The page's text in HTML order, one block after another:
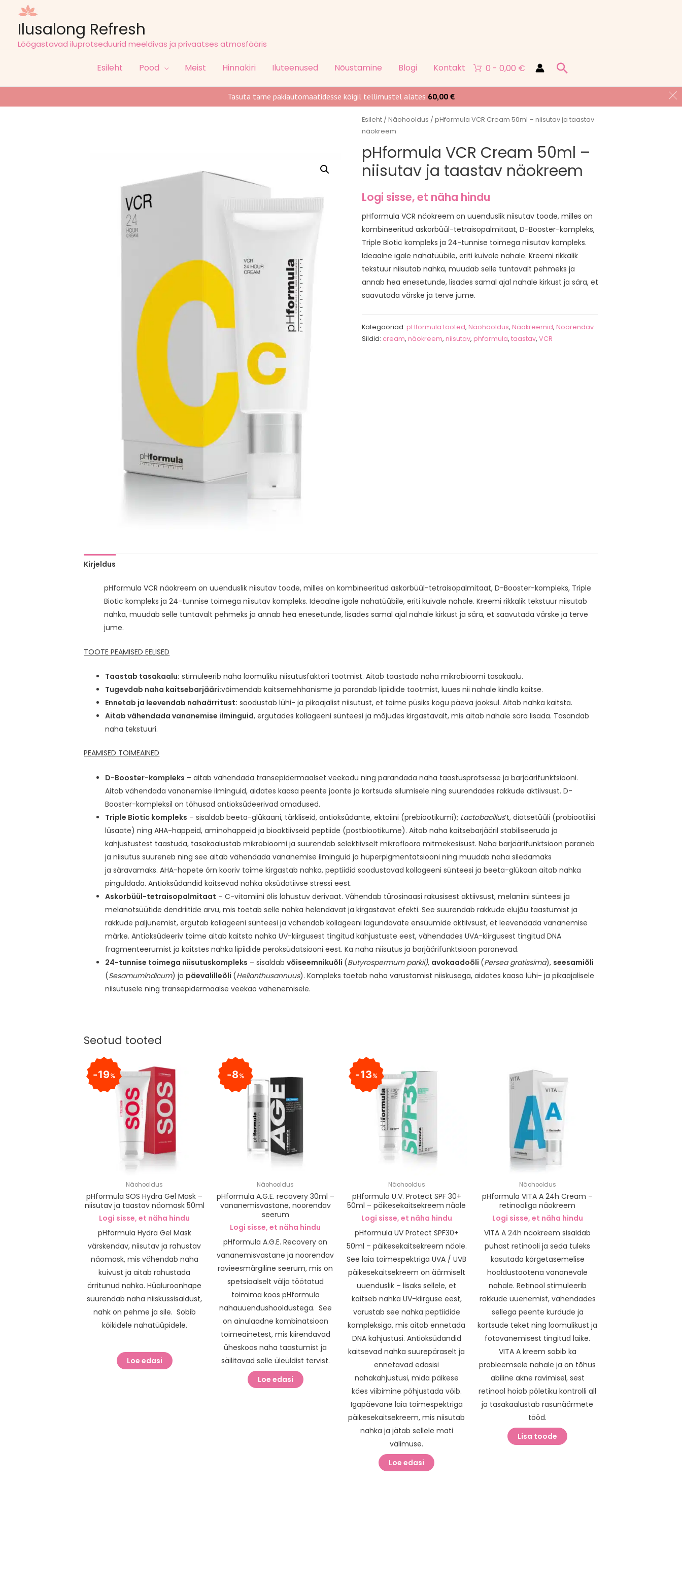
Tasuta tarne pakiautomaatidesse kõigil tellimustel alates 60,00 €
Ilusalong Refresh
Lõõgastavad iluprotseduurid meeldivas ja privaatses atmosfääris
Esileht Pood Meist Hinnakiri Iluteenused Nõustamine Blogi Kontakt 0 - 0,00 € Search
Esileht/ Näohooldus / pHformula VCR Cream 50ml – niisutav ja taastav
näokreem
pHformula VCR Cream 50ml –
niisutav ja taastav näokreem
Logi sisse, et näha hindu
pHformula VCR näokreem on uuenduslik niisutav toode, milles on
kombineeritud askorbüül-tetraisopalmitaat, D-Booster-kompleks,
Triple Biotic kompleks ja 24-tunnise toimega niisutav kompleks.
Ideaalne igale nahatüübile, eriti kuivale nahale. Kreemi rikkalik
tekstuur niisutab nahka, muudab selle tuntavalt pehmeks ja
annab hea enesetunde, lisades samal ajal nahale kirkust ja sära, et
saavutada värske ja terve jume.
Kategooriad: pHformula tooted, Näohooldus, Näokreemid, Noorendav
Sildid: cream, näokreem, niisutav, phformula, taastav, VCR
Kirjeldus
pHformula VCR näokreem on uuenduslik niisutav toode, milles on kombineeritud askorbüül-tetraisopalmitaat, D-Booster-kompleks, Triple
Biotic kompleks ja 24-tunnise toimega niisutav kompleks. Ideaalne igale nahatüübile, eriti kuivale nahale. Kreemi rikkalik tekstuur niisutab
nahka, muudab selle tuntavalt pehmeks ja annab hea enesetunde, lisades samal ajal nahale kirkust ja sära, et saavutada värske ja terve
jume.
TOOTE PEAMISED EELISED
Taastab tasakaalu: stimuleerib naha loomuliku niisutusfaktori tootmist. Aitab taastada naha mikrobioomi tasakaalu.
Tugevdab naha kaitsebarjääri:võimendab kaitsemehhanisme ja parandab lipiidide tootmist, luues nii nahale kindla kaitse.
Ennetab ja leevendab nahaärritust: soodustab lühi- ja pikaajalist niisutust, et toime püsiks kogu päeva jooksul. Aitab nahka kaitsta.
Aitab vähendada vananemise ilminguid, ergutades kollageeni sünteesi ja mõjudes kirgastavalt, mis aitab nahale sära lisada. Tasandab
naha tekstuuri.
PEAMISED TOIMEAINED
D-Booster-kompleks – aitab vähendada transepidermaalset veekadu ning parandada naha taastusprotsesse ja barjäärifunktsiooni.
Aitab vähendada vananemise ilminguid, aidates kaasa peente joonte ja kortsude silumisele ning suurendades rakkude aktiivsust. D-
Booster-kompleksil on tõhusad antioksüdeerivad omadused.
Triple Biotic kompleks – sisaldab beeta-glükaani, tärkliseid, antioksüdante, ektoiini (prebiootikumi); Lactobacillus’t, diatsetüüli (probiootilisi
lüsaate) ning AHA-happeid, aminohappeid ja bioaktiivseid peptiide (postbiootikume). Aitab naha kaitsebarjääril stabiliseeruda ja
kahjustustest taastuda, tasakaalustab mikrobioomi ja suurendab selektiivselt mikrofloora mitmekesisust. Naha barjäärifunktsioon paraneb
ja niisutus suureneb ning see aitab vähendada vananemise ilminguid ja hüperpigmentatsiooni ning muudab naha siledamaks
ja säravamaks. AHA-hapete õrn kooriv toime kirgastab nahka, peptiidid soodustavad kollageeni sünteesi ja beeta-glükaan aitab nahka
pinguldada. Antioksüdandid kaitsevad nahka oksüdatiivse stressi eest.
Askorbüül-tetraisopalmitaat – C-vitamiini õlis lahustuv derivaat. Vähendab türosinaasi rakusisest aktiivsust, melaniini sünteesi ja
melanotsüütide dendriitide arvu, mis toetab selle nahka helendavat ja kirgastavat efekti. See suurendab rakkude elujõu taastumist ja
rakkude paljunemist, ergutab kollageeni sünteesi ja vähendab kollageeni lagundavate ensüümide aktiivsust, et leevendada vananemise
märke. Antioksüdeeriv toime aitab kaitsta nahka UV-kiirgusest tingitud kahjustuste eest, vähendades UVA-kiirgusest tingitud DNA
fragmenteerumist ja kaitstes nahka lipiidide peroksüdatsiooni eest. Ka naha niisutus ja barjäärifunktsioon paranevad.
24-tunnise toimega niisutuskompleks – sisaldabvõiseemnikuõli (Butyrospermum parkii), avokaadoõli (Persea gratissima), seesamiõli
(Sesamumindicum) ja päevalilleõli (Helianthusannuus). Kompleks toetab naha varustamist niiskusega, aidates kaasa lühi- ja pikaajalisele
niisutusele ning transepidermaalse veekao vähenemisele.
Seotud tooted
19%
Näohooldus
pHformula SOS Hydra Gel Mask –
niisutav ja taastav näomask 50ml
Logi sisse, et näha hindu
pHformula Hydra Gel Mask
värskendav, niisutav ja rahustav
näomask, mis vähendab naha
kuivust ja aitab rahustada
ärritunud nahka. Hüaluroonhape
suurendab naha niiskussisaldust,
nahk on pehme ja sile. Sobib
kõikidele nahatüüpidele.
Loe edasi
8%
Näohooldus
pHformula A.G.E. recovery 30ml –
vananemisvastane, noorendav
seerum
Logi sisse, et näha hindu
pHformula A.G.E. Recovery on
vananemisvastane ja noorendav
ravieesmärgiline seerum, mis on
spetsiaalselt välja töötatud
toimima koos pHformula
nahauuendushooldustega. See
on ainulaadne kombinatsioon
toimeainetest, mis kiirendavad
üheskoos naha taastumist ja
säilitavad selle üleüldist tervist.
Loe edasi
13%
Näohooldus
pHformula U.V. Protect SPF 30+
50ml – päikesekaitsekreem näole
Logi sisse, et näha hindu
pHformula UV Protect SPF30+
50ml – päikesekaitsekreem näole.
See laia toimespektriga UVA / UVB
päikesekaitsekreem on äärmiselt
uuenduslik – lisaks sellele, et
kaitseb nahka UV-kiirguse eest,
varustab see nahka peptiidide
kompleksiga, mis aitab ennetada
DNA kahjustusi. Antioksüdandid
kaitsevad nahka suurepäraselt ja
ennetavad edasisi
nahakahjustusi, mida päikese
käes viibimine põhjustada võib.
Igapäevane laia toimespektriga
päikesekaitsekreem, mis niisutab
nahka ja jätab sellele mati
välimuse.
Loe edasi
Näohooldus
pHformula VITA A 24h Cream –
retinooliga näokreem
Logi sisse, et näha hindu
VITA A 24h näokreem sisaldab
puhast retinooli ja seda tuleks
kasutada kõrgetasemelise
hooldustootena vananevale
nahale. Retinool stimuleerib
rakkude uuenemist, vähendades
sellega peente kurdude ja
kortsude teket ning loomulikust ja
fotovanemisest tingitud laike.
VITA A kreem sobib ka
probleemsele nahale ja on tõhus
abiline akne ravimisel, sest
retinool hoiab põletiku kontrolli all
ja tasakaalustab rasunäärmete
tööd.
Lisa toode